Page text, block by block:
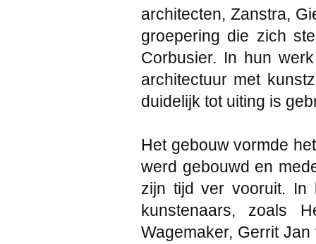
architecten, Zanstra,
groepering die zich
Corbusier. In hun
architectuur met
duidelijk tot uiting is
Het gebouw vormde
werd gebouwd en
zijn tijd ver vooruit. In
kunstenaars, zoals
Wagemaker, Gerrit